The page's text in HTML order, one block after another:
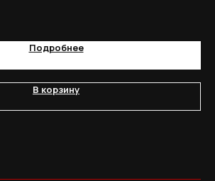
Подробнее
В корзину